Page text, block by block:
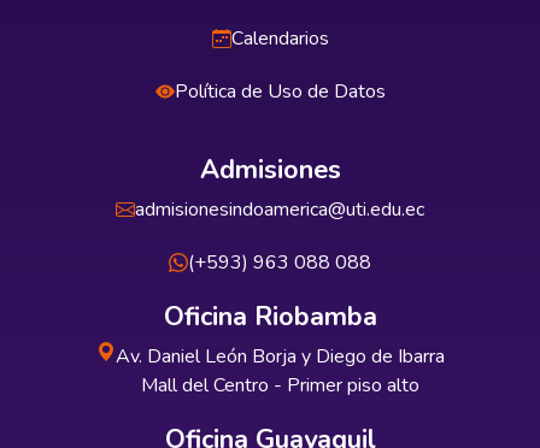
Calendarios
Política de Uso de Datos
Admisiones
admisionesindoamerica@uti.edu.ec
(+593) 963 088 088
Oficina Riobamba
Av. Daniel León Borja y Diego de Ibarra
Mall del Centro - Primer piso alto
Oficina Guayaquil